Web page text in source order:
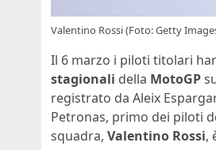
Valentino Rossi (Foto: Getty
Il 6 marzo i piloti titolari
stagionali della MotoGP
registrato da Aleix
Petronas, primo dei piloti
squadra, Valentino Rossi,